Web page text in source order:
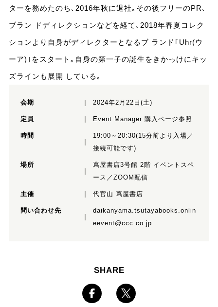
ターを務めたのち､2016年秋に退社｡その後フリーのPR､
ブラン ドディレクションなどを経て､2018年春夏コレク
ションより自身がディレクターとなるブ ランド｢Uhr(ウ
ーア)｣をスタート｡自身の第一子の誕生をきかっけにキッ
ズラインも展開 している｡
会期 2024年2月22日(土)
定員 Event Manager 購入ページ参照
時間
19:00～20:30(15分前より入場／
接続可能です)
場所
蔦屋書店3号館 2階 イベントスペ
ース／ZOOM配信
主催 代官山 蔦屋書店
問い合わせ先
daikanyama.tsutayabooks.onlin
eevent@ccc.co.jp
SHARE